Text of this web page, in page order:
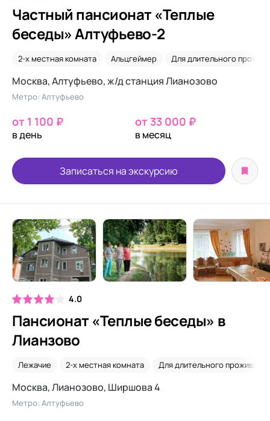
Частный пансионат «Теплые
беседы» Алтуфьево-2
2-х местная комната Альцгеймер Для длительного
Москва, Алтуфьево, ж/д станция Лианозово
Метро: Алтуфьево
от 1 100 ₽
в день
от 33 000 ₽
в месяц
Записаться на экскурсию
4.0
Пансионат «Теплые беседы» в
Лианзово
Лежачие 2-х местная комната Для длительного проживания
Москва, Лианозово, Ширшова 4
Метро: Алтуфьево